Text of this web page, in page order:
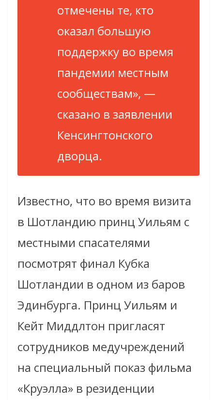
отмечены те, кто
оказал большую
поддержку во время
пандемии местным
сообществам», —
сказано в заявлении
Кенсингтонского
дворца.
Известно, что во время визита
в Шотландию принц Уильям с
местными спасателями
посмотрят финал Кубка
Шотландии в одном из баров
Эдинбурга. Принц Уильям и
Кейт Миддлтон пригласят
сотрудников медучреждений
на специальный показ фильма
«Круэлла» в резиденции